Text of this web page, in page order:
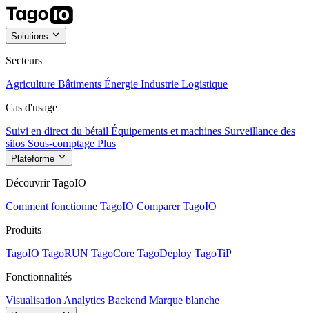
Solutions
Secteurs
Agriculture Bâtiments Énergie Industrie Logistique
Cas d'usage
Suivi en direct du bétail Équipements et machines Surveillance des
silos Sous-comptage Plus
Plateforme
Découvrir TagoIO
Comment fonctionne TagoIO Comparer TagoIO
Produits
TagoIO TagoRUN TagoCore TagoDeploy TagoTiP
Fonctionnalités
Visualisation Analytics Backend Marque blanche